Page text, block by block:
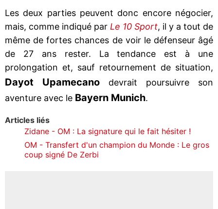
Les deux parties peuvent donc encore négocier,
mais, comme indiqué par Le 10 Sport, il y a tout de
même de fortes chances de voir le défenseur âgé
de 27 ans rester. La tendance est à une
prolongation et, sauf retournement de situation,
Dayot Upamecano devrait poursuivre son
aventure avec le Bayern Munich.
Articles liés
Zidane - OM : La signature qui le fait hésiter !
OM - Transfert d'un champion du Monde : Le gros
coup signé De Zerbi